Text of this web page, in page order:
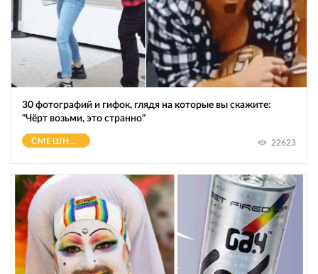
30 фотографий и гифок, глядя на которые вы скажите:
"Чёрт возьми, это странно"
СМЕШНОЕ 22623